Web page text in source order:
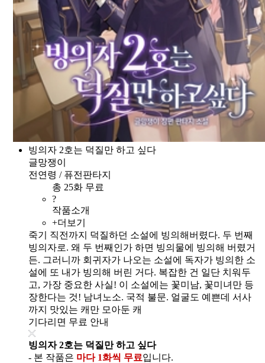
빙의자 2호는 덕질만 하고 싶다
글망쟁이
전연령 / 퓨전판타지
총 25화 무료
?
작품소개
+더보기
죽기 직전까지 덕질하던 소설에 빙의해버렸다. 두 번째
빙의자로. 왜 두 번째인가 하면 빙의물에 빙의해 버렸거
든. 그러니까 회귀자가 나오는 소설에 독자가 빙의한 소
설에 또 내가 빙의해 버린 거다. 복잡한 건 일단 치워두
고, 가장 중요한 사실! 이 소설에는 꽃미남, 꽃미녀만 등
장한다는 것! 남녀노소. 국적 불문. 얼굴도 예쁜데 서사
까지 맛있는 캐만 모아둔 캐
기다리면 무료 안내
빙의자 2호는 덕질만 하고 싶다
- 본 작품은 마다 1화씩 무료입니다.